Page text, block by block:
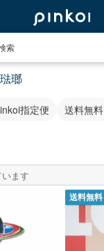
索
瑯
指定便 送料無料
ます
送料無料